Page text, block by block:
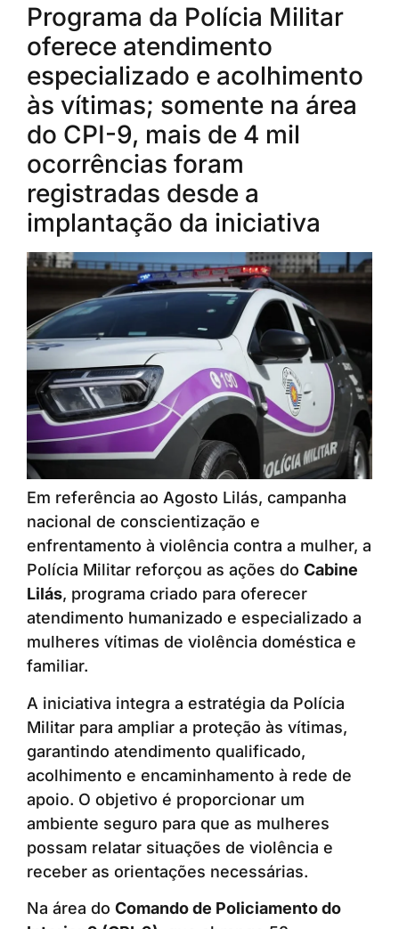
Programa da Polícia Militar
oferece atendimento
especializado e acolhimento
às vítimas; somente na área
do CPI-9, mais de 4 mil
ocorrências foram
registradas desde a
implantação da iniciativa
Em referência ao Agosto Lilás, campanha
nacional de conscientização e
enfrentamento à violência contra a mulher, a
Polícia Militar reforçou as ações do Cabine
Lilás, programa criado para oferecer
atendimento humanizado e especializado a
mulheres vítimas de violência doméstica e
familiar.
A iniciativa integra a estratégia da Polícia
Militar para ampliar a proteção às vítimas,
garantindo atendimento qualificado,
acolhimento e encaminhamento à rede de
apoio. O objetivo é proporcionar um
ambiente seguro para que as mulheres
possam relatar situações de violência e
receber as orientações necessárias.
Na área do Comando de Policiamento do